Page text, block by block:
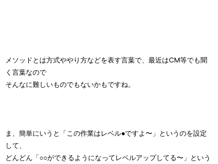
メソッドとは方式ややり方などを表す言葉で、最近はCM等でも聞
く言葉なので
そんなに難しいものでもないかもですね。
ま、簡単にいうと「この作業はレベル●ですよ〜」というのを設定
して、
どんどん「○○ができるようになってレベルアップしてる〜」という